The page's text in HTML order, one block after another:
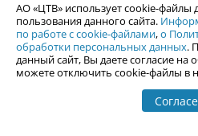
По вопросам размещения
afisha@uralweb.ru
Пользовательское соглашение на
Политика АО «ЦТВ» в отношении
АО «ЦТВ» использует cookie-файлы
пользования данного сайта.
по работе с cookie-файлами,о
обработки персональных данных.
данный сайт, Вы даете согласие на
можете отключить cookie-файлы в